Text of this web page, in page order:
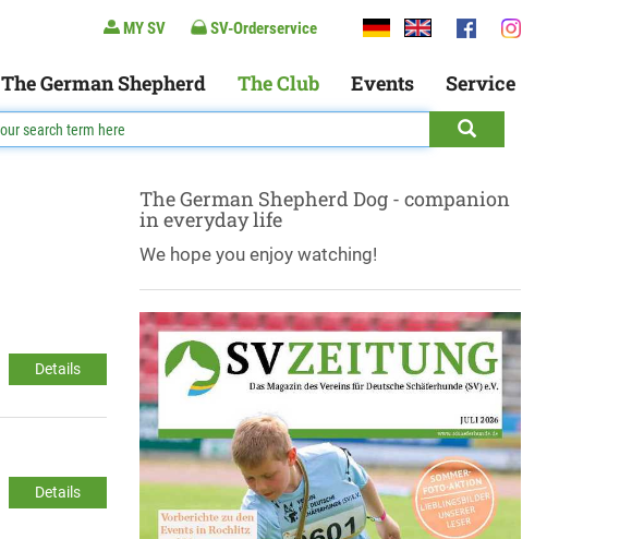
MY SV SV-Orderservice
The German Shepherd The Club Events Service
Details
Details
The German Shepherd Dog - companion
in everyday life
We hope you enjoy watching!